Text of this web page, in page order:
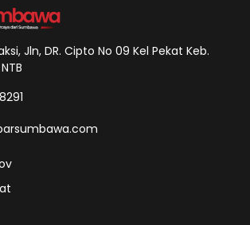
Jln, DR. Cipto No 09 Kel Pekat Keb.